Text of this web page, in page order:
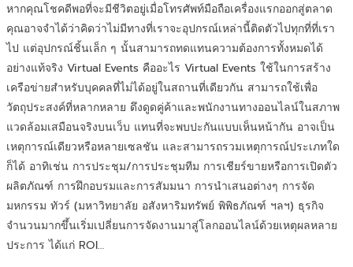
หากคุณโชคดีพอที่จะมีชีวิตอยู่เมื่อโทรศัพท์มือถือเครื่องแรกออกสู่ตลาด
คุณอาจจำได้ว่าคิดว่าไม่มีทางที่เราจะอุปกรณ์เหล่านี้ติดตัวไปทุกที่ที่เรา
ไป แต่อุปกรณ์ชิ้นเล็ก ๆ นั้นสามารถทดแทนความต้องการทั้งหมดได้
อย่างแท้จริง Virtual Events คืออะไร Virtual Events ใช้ในการสร้าง
เครือข่ายสำหรับบุคคลที่ไม่ได้อยู่ในสถานที่เดียวกัน สามารถใช้เพื่อ
วัตถุประสงค์ที่หลากหลาย ดึงดูดคู่ค้าและพนักงานทางออนไลน์ในสภาพ
แวดล้อมเสมือนจริงบนเว็บ แทนที่จะพบปะกันแบบเห็นหน้ากัน อาจเป็น
เหตุการณ์เดียวหรือหลายเซลชัน และสามารถรวมเหตุการณ์ประเภทใด
ก็ได้ อาทิเช่น การประชุม/การประชุมทีม การเชียร์ขายหรือการเปิดตัว
ผลิตภัณฑ์ การฝึกอบรมและการสัมมนา การนำเสนอต่างๆ การจัด
มหกรรม ทัวร์ (มหาวิทยาลัย อสังหาริมทรัพย์ พิพิธภัณฑ์ ฯลฯ) ธุรกิจ
จำนวนมากขึ้นเริ่มเปลี่ยนการจัดงานมาสู่โลกออนไลน์ด้วยเหตุผลหลาย
ประการ ได้แก่ ROI…